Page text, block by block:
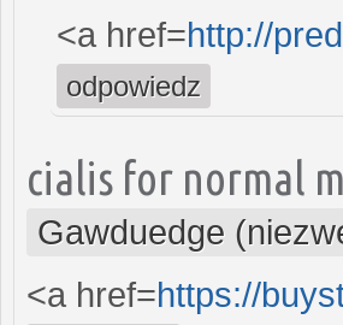
<a href=http://
odpowiedz
cialis for normal
Gawduedge
<a href=https://